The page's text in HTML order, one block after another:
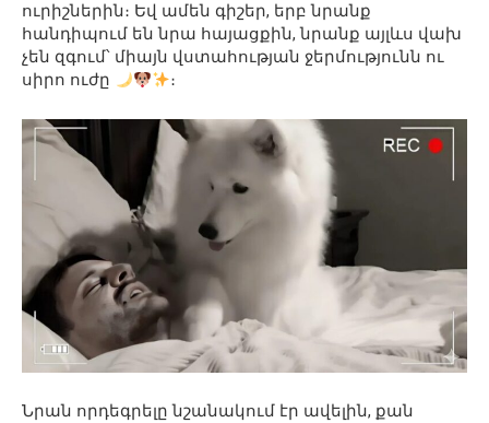
ուրիշներին։ Եվ ամեն գիշեր, երբ նրանք
հանդիպում են նրա հայացքին, նրանք այլևս վախ
չեն զգում՝ միայն վստահության ջերմությունն ու
սիրո ուժը
։
Նրան որդեգրելը նշանակում էր ավելին, քան